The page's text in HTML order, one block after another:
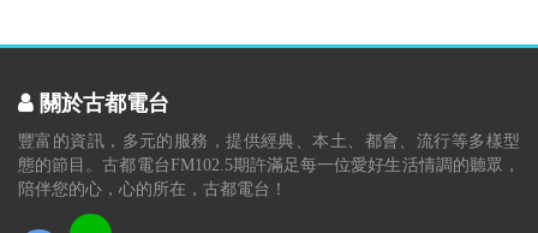
關於古都電台
豐富的資訊，多元的服務，提供經典、本土、都會、流行等多樣型
態的節目。古都電台FM102.5期許滿足每一位愛好生活情調的聽眾，
陪伴您的心，心的所在，古都電台！